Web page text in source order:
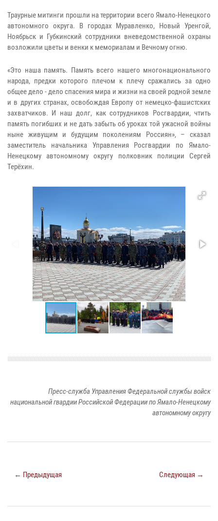
Траурные митинги прошли на территории всего Ямало-Ненецкого
автономного округа. В городах Муравленко, Новый Уренгой,
Ноябрьск и Губкинский сотрудники вневедомственной охраны
возложили цветы и венки к мемориалам и Вечному огню.
«Это наша память. Память всего нашего многонационального
народа, предки которого плечом к плечу сражались за одно
общее дело - дело спасения мира и жизни на своей родной земле
и в других странах, освобождая Европу от немецко-фашистских
захватчиков. И наш долг, как сотрудников Росгвардии, чтить
память погибших и не дать забыть об уроках той ужасной войны
ныне живущим и будущим поколениям Россиян», – сказал
заместитель начальника Управления Росгвардии по Ямало-
Ненецкому автономному округу полковник полиции Сергей
Терёхин.
Пресс-служба Управления Федеральной службы войск
национальной гвардии Российской Федерации по Ямало-Ненецкому
автономному округу
← Предыдущая Следующая →